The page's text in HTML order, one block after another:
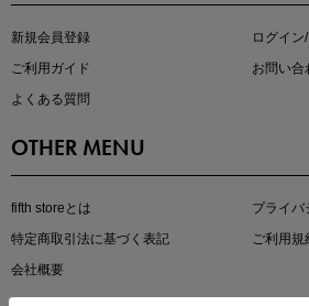
今季の注目アイテムをご紹介
この夏の主役確定！
新規会員登録
ログイン
ご利用ガイド
お問い合
よくある質問
OTHER MENU
fifth storeとは
プライバ
特定商取引法に基づく表記
ご利用規
会社概要